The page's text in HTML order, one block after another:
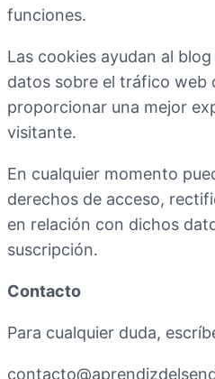
funciones.
Las cookies ayudan al
datos sobre el tráfico web
proporcionar una mejor
visitante.
En cualquier momento
derechos de acceso,
en relación con dichos
suscripción.
Contacto
Para cualquier duda,